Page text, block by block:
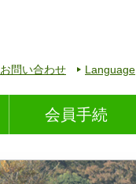
お問い合わせ Language
会員手続